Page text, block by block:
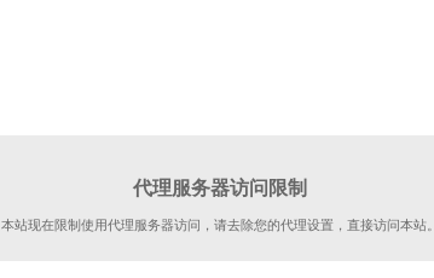
代理服务器访问限制
本站现在限制使用代理服务器访问，请去除您的代理设置，直接访问本站。